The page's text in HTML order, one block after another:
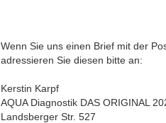
Wenn Sie uns einen Brief mit der
adressieren Sie diesen bitte an:
Kerstin Karpf
AQUA Diagnostik DAS ORIGINAL
Landsberger Str. 527